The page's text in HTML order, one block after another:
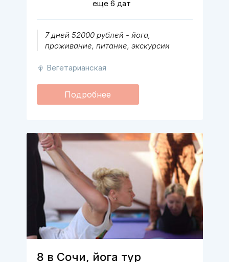
7 дней 52000 рублей - йога,
проживание, питание, экскурсии
Вегетарианская
еще 6 дат
Подробнее
8 в Сочи, йога тур